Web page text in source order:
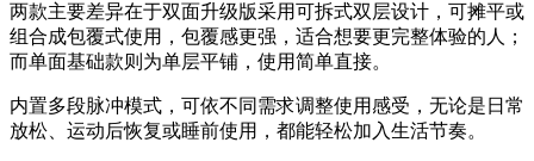
两款主要差异在于双面升级版采用可拆式双层设计，可摊平或
组合成包覆式使用，包覆感更强，适合想要更完整体验的人；
而单面基础款则为单层平铺，使用简单直接。
内置多段脉冲模式，可依不同需求调整使用感受，无论是日常
放松、运动后恢复或睡前使用，都能轻松加入生活节奏。